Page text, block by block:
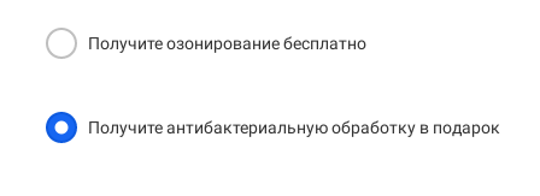
Получите озонирование бесплатно
Получите антибактериальную обработку в подарок